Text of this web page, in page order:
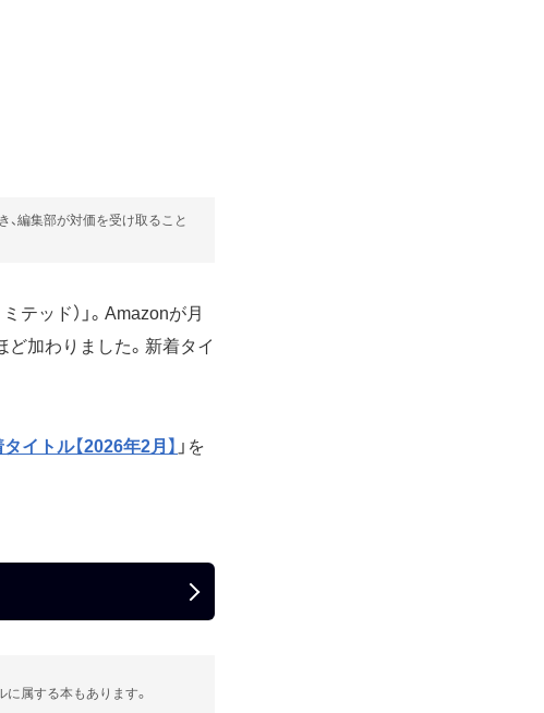
、編集部が対価を受け取ること
ッド）」。Amazonが月
加わりました。新着タイ
イトル【2026年2月】 」を
属する本もあります。